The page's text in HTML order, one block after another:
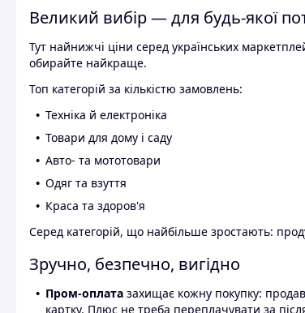
Великий вибір — для будь-якої
Тут найнижчі ціни серед українських
обирайте найкраще.
Топ категорій за кількістю замовлень:
Техніка й електроніка
Товари для дому і саду
Авто- та мототовари
Одяг та взуття
Краса та здоров'я
Серед категорій, що найбільше зростають:
Зручно, безпечно, вигідно
Пром-оплата захищає кожну покупку:
картку. Плюс не треба переплачувати за